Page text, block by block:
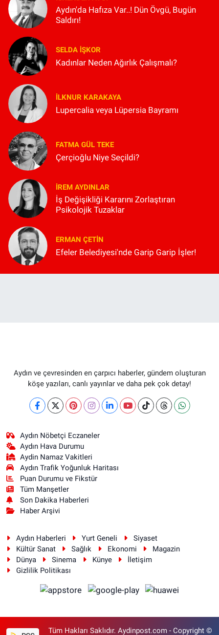
Aydın'da Hafıza Var..! Dün Övgü, Bugün
Saldırı!
SELDA İŞKOR
Kadınlar Neden Ağırlık Çalışmalı?
İLKNUR KARAKAYA
Lupercalia veya Lüpersia Bayramı
FATMA GÜL TEKE
Çerçioğlu Niye Seçildi?
İREM AYDINLAR
İş Değişikliği Kararını Zorlaştıran
Psikolojik Tuzaklar
ERMAN ÇETIN
Efeler Belediyesi'nde Garip Garip İşler!
Aydın ve çevresinden en çarpıcı haberler, gündem oluşturan
köşe yazıları, canlı yayınlar ve daha pek çok detay!
Aydın Nöbetçi Eczaneler
Aydın Hava Durumu
Aydin Namaz Vakitleri
Aydın Trafik Yoğunluk Haritası
Puan Durumu ve Fikstür
Tüm Manşetler
Son Dakika Haberleri
Haber Arşivi
Aydın Haberleri Yurt Geneli
Siyaset
Kültür Sanat
Sağlık Ekonomi
Magazin
Dünya
Sinema Künye
İletişim
Gizlilik Politikası
Tüm Hakları Saklıdır. Aydinpost.com - Copyright ©